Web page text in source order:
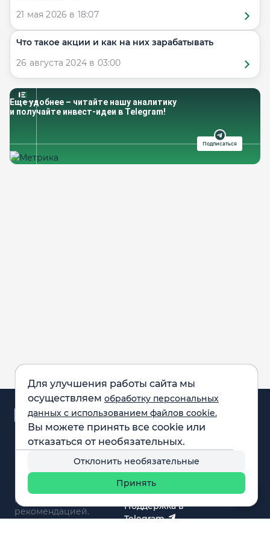
Для улучшения работы сайта мы
осуществляем обработку персональных
данных с использованием файлов cookie.
Вы можете принять все cookie или
отказаться от необязательных.
Отклонить необязательные
Принять
21 мая 2026 в 18:07
Что такое акции и как на них зарабатывать
26 августа 2024 в 03:00
Еще удобнее – читайте нашу аналитику
и получайте инвест-идеи в Telegram!
Подписаться
Обращаем внимание:
все материалы,
представленные на
сайте, не являются
инвестиционной
рекомендацией.
Аналитика и
новости
Карта рынка
Компании
F.A.Q.
Обучение
Вебинары
О нас
Поддержка в
Telegram